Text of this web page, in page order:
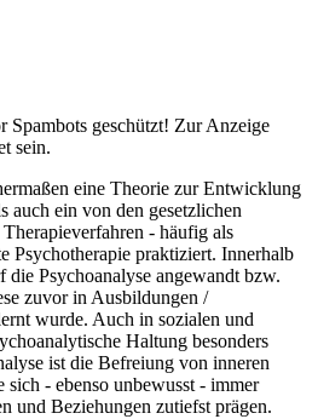
Spambots geschützt! Zur Anzeige
sein.
eine Theorie zur Entwicklung
auch ein von den gesetzlichen
- häufig als
Psychotherapie praktiziert. Innerhalb
Psychoanalyse angewandt bzw.
zuvor in Ausbildungen /
wurde. Auch in sozialen und
Haltung besonders
ist die Befreiung von inneren
- ebenso unbewusst - immer
und Beziehungen zutiefst prägen.